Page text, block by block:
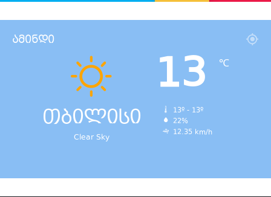
ამინდი
თბილისი
Clear Sky
13 ℃
13º - 13º
22%
12.35 km/h